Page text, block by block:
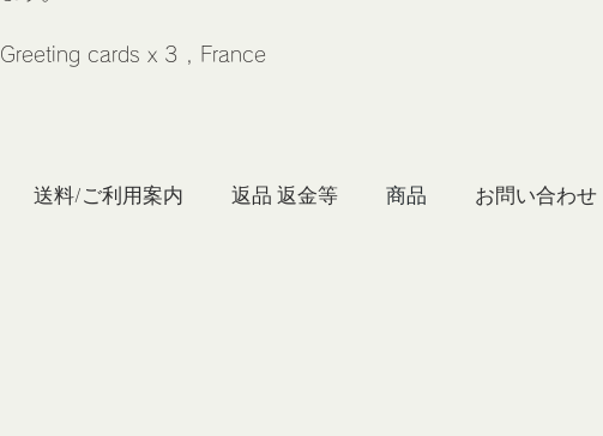
Greeting cards x 3 , France
送料/ご利用案内 返品 返金等 商品 お問い合わせ